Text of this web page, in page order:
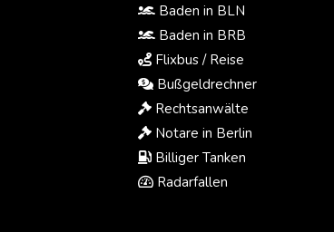
Baden in BLN
Baden in BRB
Flixbus / Reise
Bußgeldrechner
Rechtsanwälte
Notare in Berlin
Billiger Tanken
Radarfallen